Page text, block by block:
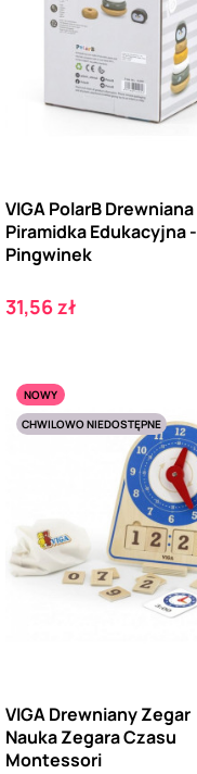
VIGA PolarB Drewniana
Piramidka Edukacyjna -
Pingwinek
Cena
31,56 zł
NOWY
CHWILOWO NIEDOSTĘPNE
VIGA Drewniany Zegar
Nauka Zegara Czasu
Montessori